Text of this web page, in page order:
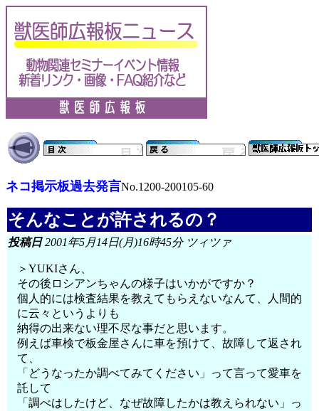
ネコ掲示板過去発言No.1200-200105-60
そんなことが許されるの？
投稿日2001年5月14日(月)16時45分 ツィツァ
＞YUKIさん、
その後ロシアンちゃんの様子はいかがですか？
個人的には検査結果を教えてもらえないなんて、人間的
に云々というよりも
納得の出来ない理不尽な事だと思います。
例えば車検で板金屋さんに車を預けて、故障して返され
て、
「どうなったか調べてみてください」って言って愛車を
託して
「調べはしたけど、なぜ故障したかは教えられない」っ